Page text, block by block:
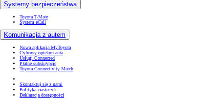
Systemy bezpieczeństwa
Toyota T-Mate
System eCall
Komunikacja z autem
Nowa aplikacja MyToyota
Cyfrowy opiekun auta
Usługi Connected
Płatne subskrypcje
Toyota Connectivity Match
Skontaktuj się z nami
Polityka ciasteczek
Deklaracja dostępności